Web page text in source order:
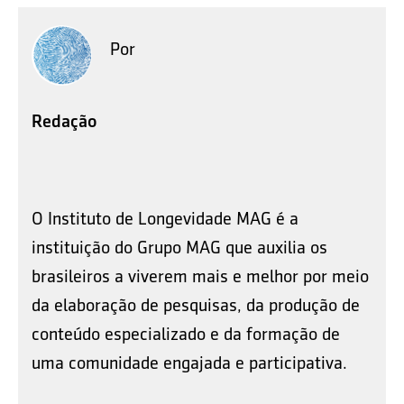
Por
Redação
O Instituto de Longevidade MAG é a
instituição do Grupo MAG que auxilia os
brasileiros a viverem mais e melhor por meio
da elaboração de pesquisas, da produção de
conteúdo especializado e da formação de
uma comunidade engajada e participativa.